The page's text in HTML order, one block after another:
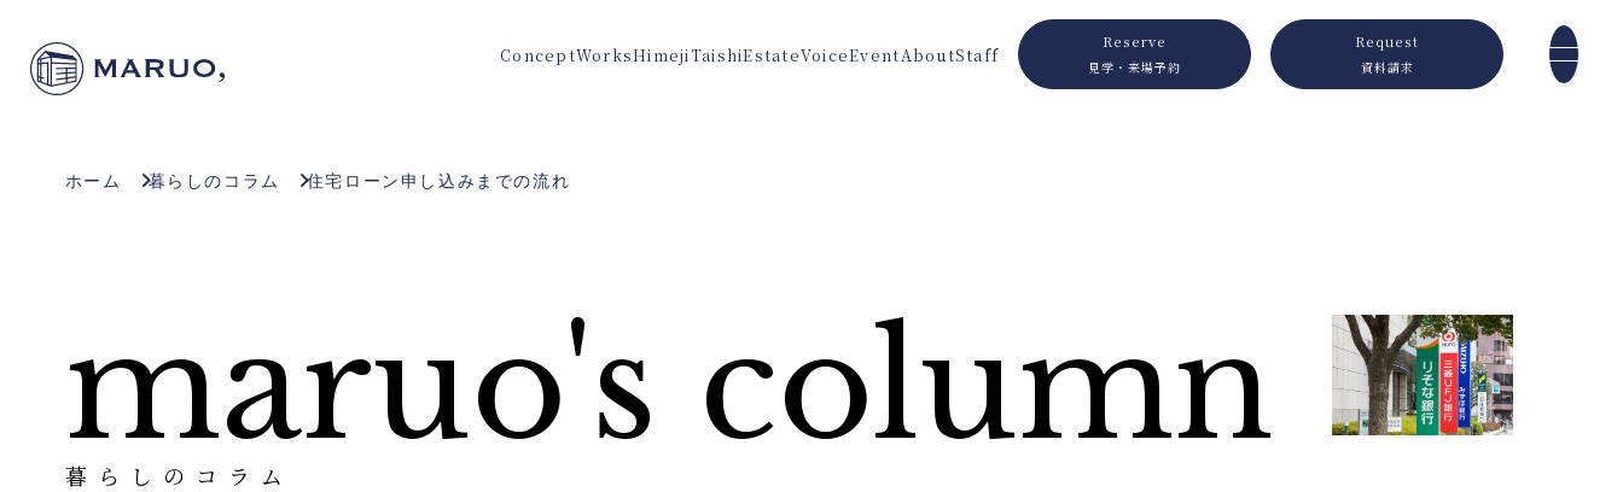
ConceptWorksHimejiTaishiEstateVoiceEventAboutStaff
Reserve
見学・来場予約
Request
資料請求
ホーム 暮らしのコラム 住宅ローン申し込みまでの流れ
maruo's column
暮らしのコラム